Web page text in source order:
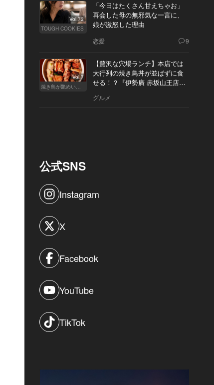
Vol.73
TOUGH COOKIES
「今日はたくさん甘えちゃお」
再会した母の無邪気な一言に、
娘が激怒した理由
恋愛 9
Vol.7
焼き鳥が艶めいてきた
【贅沢な穴場ランチ】本店では
大行列の焼き鳥丼が並ばずに食
せる！？『伊勢廣 赤坂山王店』
グルメ
公式SNS
Instagram
X
Facebook
YouTube
TikTok